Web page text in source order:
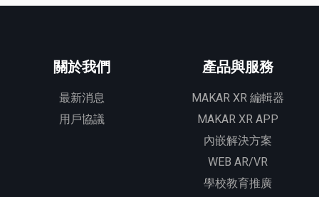
關於我們
最新消息
用戶協議
產品與服務
MAKAR XR 編輯器
MAKAR XR APP
內嵌解決方案
WEB AR/VR
學校教育推廣